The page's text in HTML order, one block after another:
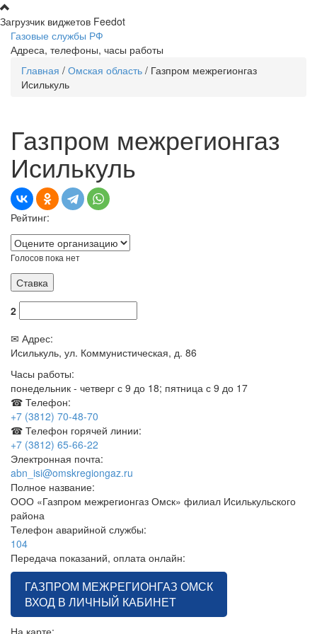
Перейти к основному содержанию
Загрузчик виджетов Feedot
Газовые службы РФ
Адреса, телефоны, часы работы
Вы здесь
Главная / Омская область / Газпром межрегионгаз
Исилькуль
Газпром межрегионгаз
Исилькуль
Рейтинг:
Голосов пока нет
2
✉ Адрес:
Исилькуль, ул. Коммунистическая, д. 86
Часы работы:
понедельник - четверг с 9 до 18; пятница с 9 до 17
☎ Телефон:
+7 (3812) 70-48-70
☎ Телефон горячей линии:
+7 (3812) 65-66-22
Электронная почта:
abn_isi@omskregiongaz.ru
Полное название:
ООО «Газпром межрегионгаз Омск» филиал Исилькульского
района
Телефон аварийной службы:
104
Передача показаний, оплата онлайн:
ГАЗПРОМ МЕЖРЕГИОНГАЗ ОМСК
ВХОД В ЛИЧНЫЙ КАБИНЕТ
На карте: